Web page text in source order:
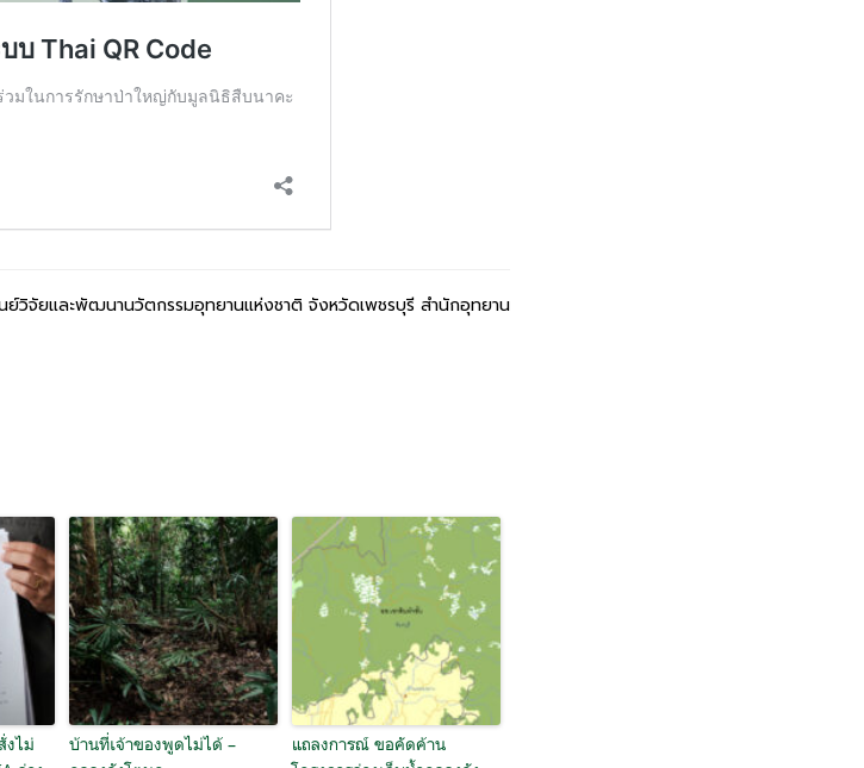
ย์วิจัยและพัฒนานวัตกรรมอุทยานแห่งชาติ จังหวัดเพชรบุรี สำนักอุทยาน
งไม่
บ้านที่เจ้าของพูดไม่ได้ –
แถลงการณ์ ขอคัดค้าน